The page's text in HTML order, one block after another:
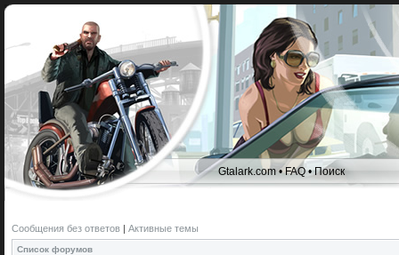
Gtalark.com •FAQ•Поиск
Сообщения без ответов | Активные темы
Список форумов